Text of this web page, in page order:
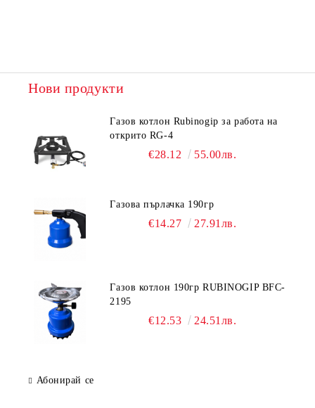
Нови продукти
Газов котлон Rubinogip за работа на
открито RG-4
€28.12 55.00лв.
Газова пърлачка 190гр
€14.27 27.91лв.
Газов котлон 190гр RUBINOGIP BFC-
2195
€12.53 24.51лв.
Абонирай се